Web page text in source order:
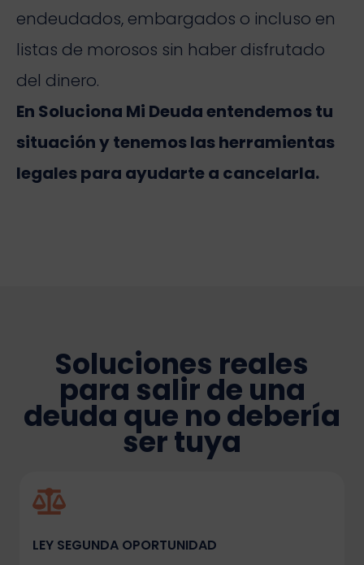
endeudados, embargados o incluso en
listas de morosos sin haber disfrutado
del dinero.
En Soluciona Mi Deuda entendemos tu
situación y tenemos las herramientas
legales para ayudarte a cancelarla.
Soluciones reales
para salir de una
deuda que no debería
ser tuya
LEY SEGUNDA OPORTUNIDAD